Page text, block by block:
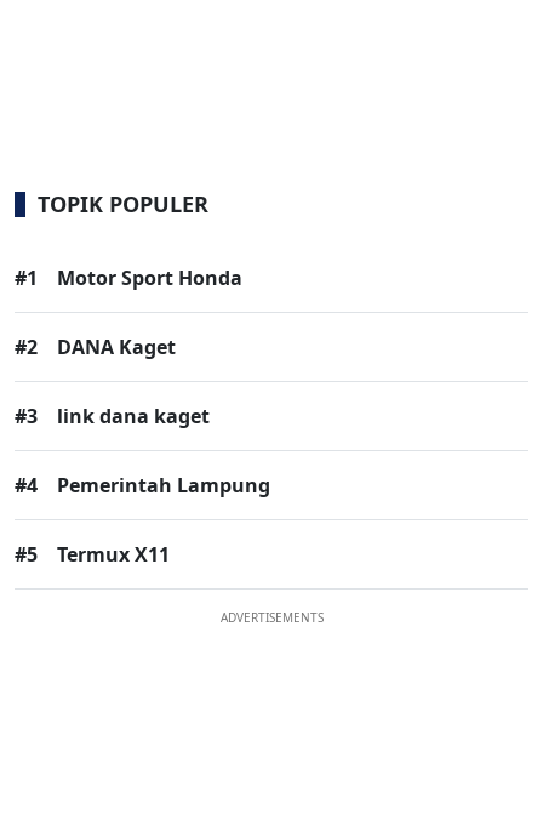
TOPIK POPULER
#1 Motor Sport Honda
#2 DANA Kaget
#3 link dana kaget
#4 Pemerintah Lampung
#5 Termux X11
ADVERTISEMENTS